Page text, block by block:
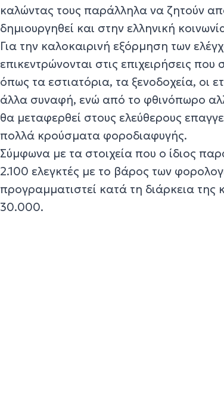
καλώντας τους παράλληλα να ζητούν
δημιουργηθεί και στην ελληνική
Για την καλοκαιρινή εξόρμηση των
επικεντρώνονται στις επιχειρήσεις
όπως τα εστιατόρια, τα ξενοδοχεία, οι
άλλα συναφή, ενώ από το φθινόπωρο
θα μεταφερθεί στους ελεύθερους
πολλά κρούσματα φοροδιαφυγής.
Σύμφωνα με τα στοιχεία που ο ίδιος
2.100 ελεγκτές με το βάρος των
προγραμματιστεί κατά τη διάρκεια της
30.000.